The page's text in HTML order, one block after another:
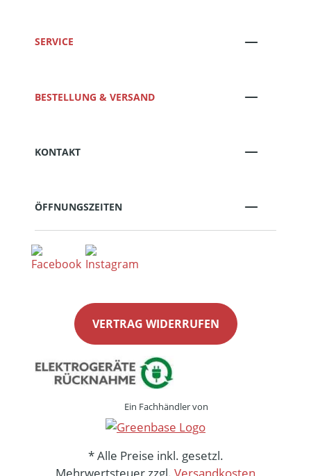
SERVICE
BESTELLUNG & VERSAND
KONTAKT
ÖFFNUNGSZEITEN
VERTRAG WIDERRUFEN
Ein Fachhändler von
* Alle Preise inkl. gesetzl.